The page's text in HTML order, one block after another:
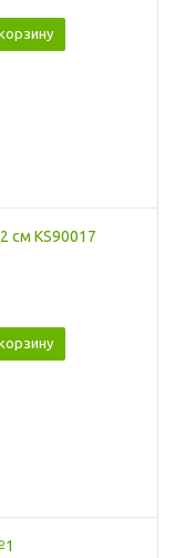
см KS90017